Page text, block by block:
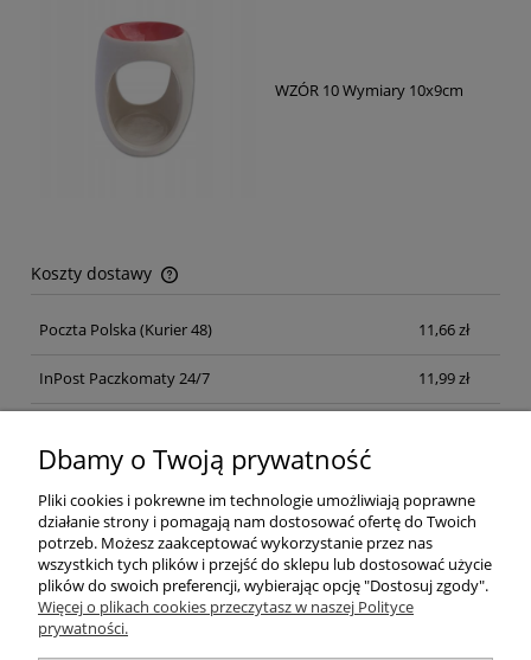
WZÓR 10 Wymiary 10x9cm
Koszty dostawy
Cena nie zawiera ewentualnych kosztów płatności
Poczta Polska (Kurier 48) 11,66 zł
InPost Paczkomaty 24/7 11,99 zł
Pomoc
Moje konto
Dbamy o Twoją prywatność
Pliki cookies i pokrewne im technologie umożliwiają poprawne
działanie strony i pomagają nam dostosować ofertę do Twoich
potrzeb. Możesz zaakceptować wykorzystanie przez nas
wszystkich tych plików i przejść do sklepu lub dostosować użycie
plików do swoich preferencji, wybierając opcję "Dostosuj zgody".
Więcej o plikach cookies przeczytasz w naszej Polityce
prywatności.